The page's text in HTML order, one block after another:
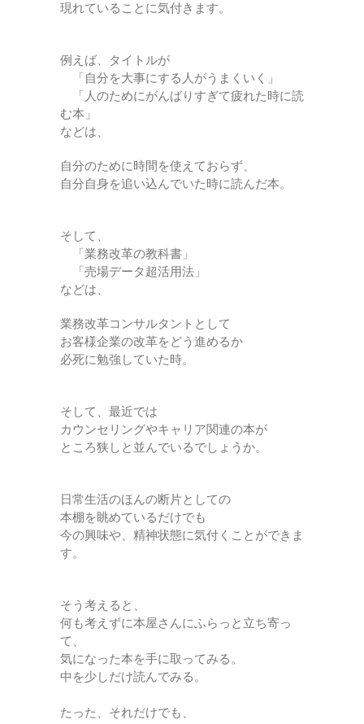
現れていることに気付きます。
例えば、タイトルが
「自分を大事にする人がうまくいく」
「人のためにがんばりすぎて疲れた時に読
む本」
などは、
自分のために時間を使えておらず、
自分自身を追い込んでいた時に読んだ本。
そして、
「業務改革の教科書」
「売場データ超活用法」
などは、
業務改革コンサルタントとして
お客様企業の改革をどう進めるか
必死に勉強していた時。
そして、最近では
カウンセリングやキャリア関連の本が
ところ狭しと並んでいるでしょうか。
日常生活のほんの断片としての
本棚を眺めているだけでも
今の興味や、精神状態に気付くことができま
す。
そう考えると、
何も考えずに本屋さんにふらっと立ち寄っ
て、
気になった本を手に取ってみる。
中を少しだけ読んでみる。
たった、それだけでも、